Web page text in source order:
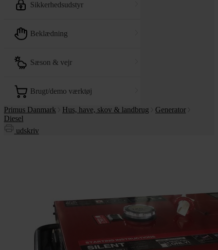
sikkerhedsudstyr
beklædning
sæson & vejr
brugt/demo værktøj
Primus Danmark Hus, have, skov & landbrug
Generator
Diesel
udskriv